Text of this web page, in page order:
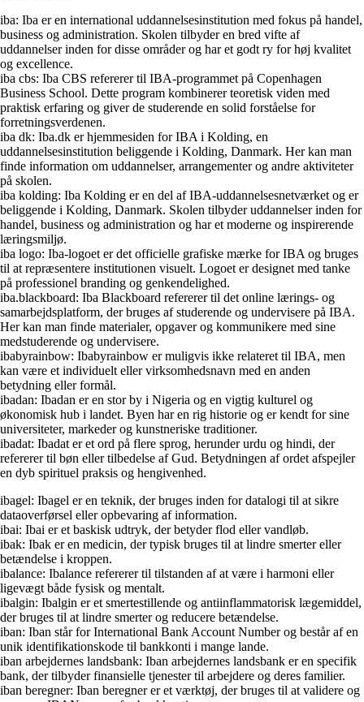
iba: Iba er en international uddannelsesinstitution med fokus på handel,
business og administration. Skolen tilbyder en bred vifte af
uddannelser inden for disse områder og har et godt ry for høj kvalitet
og excellence.
iba cbs: Iba CBS refererer til IBA-programmet på Copenhagen
Business School. Dette program kombinerer teoretisk viden med
praktisk erfaring og giver de studerende en solid forståelse for
forretningsverdenen.
iba dk: Iba.dk er hjemmesiden for IBA i Kolding, en
uddannelsesinstitution beliggende i Kolding, Danmark. Her kan man
finde information om uddannelser, arrangementer og andre aktiviteter
på skolen.
iba kolding: Iba Kolding er en del af IBA-uddannelsesnetværket og er
beliggende i Kolding, Danmark. Skolen tilbyder uddannelser inden for
handel, business og administration og har et moderne og inspirerende
læringsmiljø.
iba logo: Iba-logoet er det officielle grafiske mærke for IBA og bruges
til at repræsentere institutionen visuelt. Logoet er designet med tanke
på professionel branding og genkendelighed.
iba.blackboard: Iba Blackboard refererer til det online lærings- og
samarbejdsplatform, der bruges af studerende og undervisere på IBA.
Her kan man finde materialer, opgaver og kommunikere med sine
medstuderende og undervisere.
ibabyrainbow: Ibabyrainbow er muligvis ikke relateret til IBA, men
kan være et individuelt eller virksomhedsnavn med en anden
betydning eller formål.
ibadan: Ibadan er en stor by i Nigeria og en vigtig kulturel og
økonomisk hub i landet. Byen har en rig historie og er kendt for sine
universiteter, markeder og kunstneriske traditioner.
ibadat: Ibadat er et ord på flere sprog, herunder urdu og hindi, der
refererer til bøn eller tilbedelse af Gud. Betydningen af ordet afspejler
en dyb spirituel praksis og hengivenhed.
ibagel: Ibagel er en teknik, der bruges inden for datalogi til at sikre
dataoverførsel eller opbevaring af information.
ibai: Ibai er et baskisk udtryk, der betyder flod eller vandløb.
ibak: Ibak er en medicin, der typisk bruges til at lindre smerter eller
betændelse i kroppen.
ibalance: Ibalance refererer til tilstanden af at være i harmoni eller
ligevægt både fysisk og mentalt.
ibalgin: Ibalgin er et smertestillende og antiinflammatorisk lægemiddel,
der bruges til at lindre smerter og reducere betændelse.
iban: Iban står for International Bank Account Number og består af en
unik identifikationskode til bankkonti i mange lande.
iban arbejdernes landsbank: Iban arbejdernes landsbank er en specifik
bank, der tilbyder finansielle tjenester til arbejdere og deres familier.
iban beregner: Iban beregner er et værktøj, der bruges til at validere og